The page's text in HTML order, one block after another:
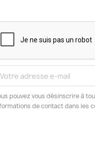
pouvez vous désinscrire à
de contact dans les